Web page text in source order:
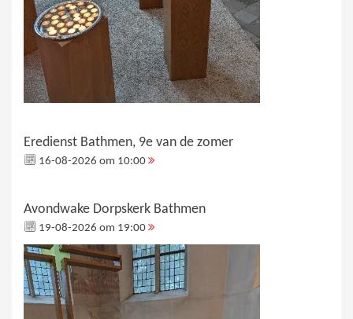
Eredienst Bathmen, 9e van de zomer
16-08-2026 om 10:00
Avondwake Dorpskerk Bathmen
19-08-2026 om 19:00